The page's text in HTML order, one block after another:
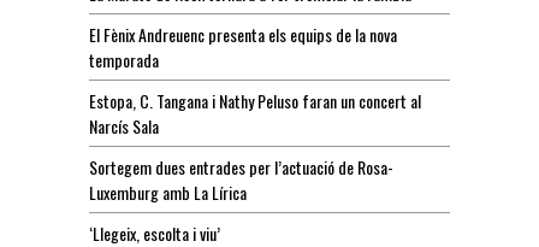
El Fènix Andreuenc presenta els equips de la nova
temporada
Estopa, C. Tangana i Nathy Peluso faran un concert al
Narcís Sala
Sortegem dues entrades per l’actuació de Rosa-
Luxemburg amb La Lírica
‘Llegeix, escolta i viu’